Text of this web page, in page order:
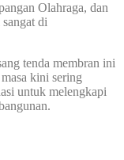
Olahraga, dan
di
tenda membran ini
kini sering
untuk melengkapi